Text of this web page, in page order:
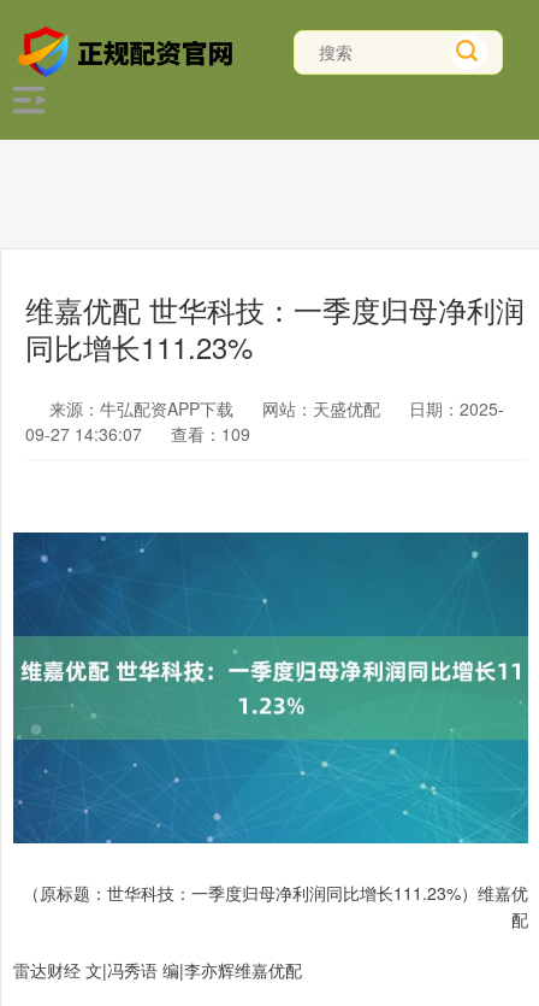
维嘉优配 世华科技：一季度归母净利润
同比增长111.23%
来源：牛弘配资APP下载 网站：天盛优配
日期：2025-
09-27 14:36:07
查看：109
（原标题：世华科技：一季度归母净利润同比增长111.23%）维嘉优
配
雷达财经 文|冯秀语 编|李亦辉维嘉优配